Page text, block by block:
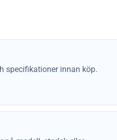
specifikationer innan köp.